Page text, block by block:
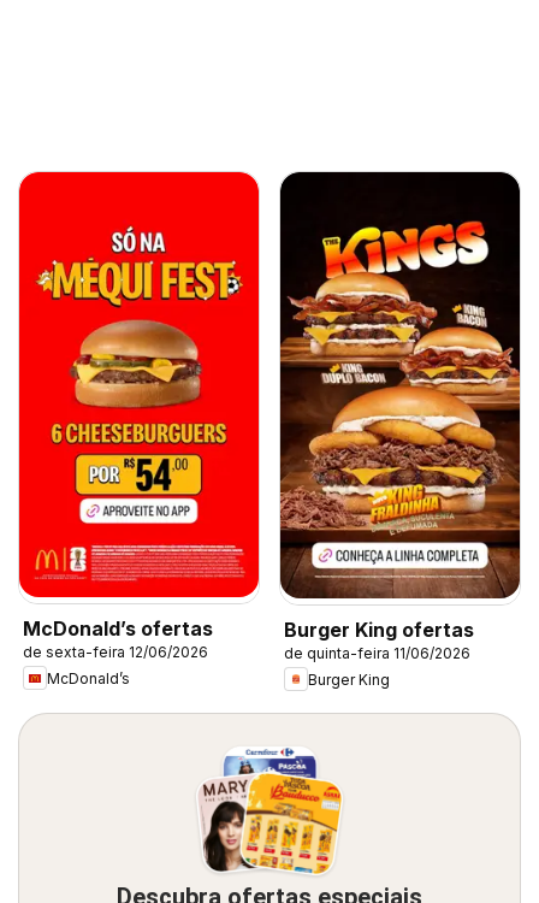
McDonald’s ofertas
de sexta-feira 12/06/2026
McDonald’s
Burger King ofertas
de quinta-feira 11/06/2026
Burger King
Descubra ofertas especiais